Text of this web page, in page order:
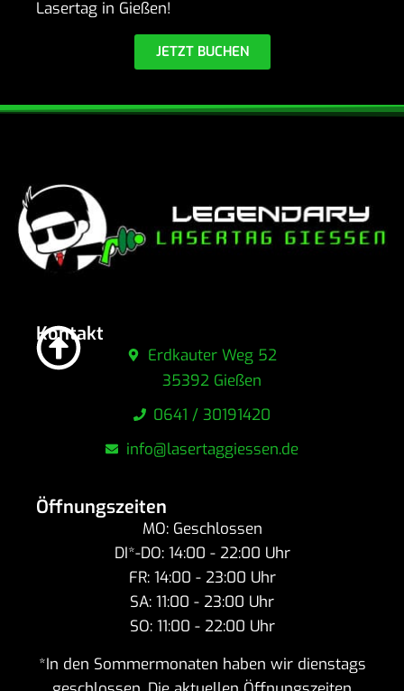
Lasertag in Gießen!
JETZT BUCHEN
Kontakt
Erdkauter Weg 52
35392 Gießen
0641 / 30191420
info@lasertaggiessen.de
Öffnungszeiten
MO: Geschlossen
DI*-DO: 14:00 - 22:00 Uhr
FR: 14:00 - 23:00 Uhr
SA: 11:00 - 23:00 Uhr
SO: 11:00 - 22:00 Uhr
*In den Sommermonaten haben wir dienstags